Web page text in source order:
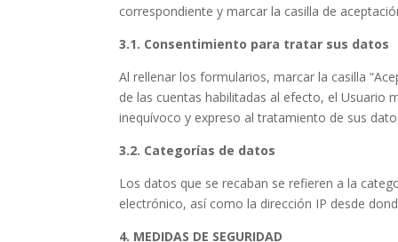
correspondiente y marcar la casilla de
3.1. Consentimiento para tratar sus datos
Al rellenar los formularios, marcar la casilla
de las cuentas habilitadas al efecto, el Usuario
inequívoco y expreso al tratamiento de sus
3.2. Categorías de datos
Los datos que se recaban se refieren a la
electrónico, así como la dirección IP desde
4. MEDIDAS DE SEGURIDAD